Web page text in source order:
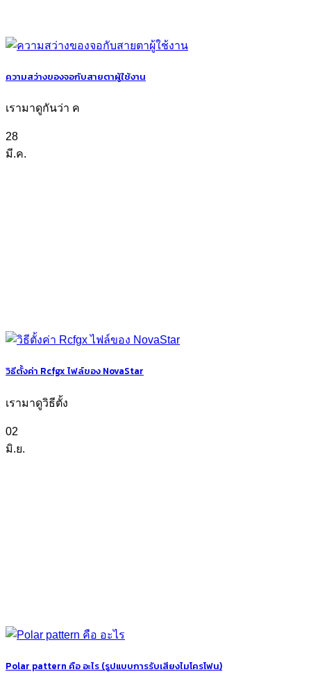
ความสว่างของจอกับสายตาผู้ใช้งาน
เรามาดูกันว่า ค
28
มี.ค.
วิธีตั้งค่า Rcfgx ไฟล์ของ NovaStar
เรามาดูวิธีตั้ง
02
มิ.ย.
Polar pattern คือ อะไร (รูปแบบการรับเสียงไมโครโฟน)